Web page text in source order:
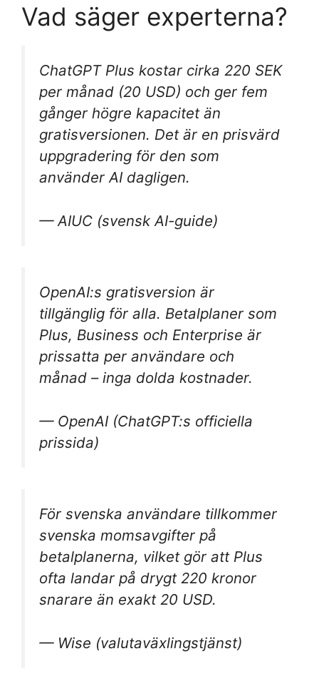
Vad säger experterna?
ChatGPT Plus kostar cirka 220 SEK
per månad (20 USD) och ger fem
gånger högre kapacitet än
gratisversionen. Det är en prisvärd
uppgradering för den som
använder AI dagligen.
— AIUC (svensk AI-guide)
OpenAI:s gratisversion är
tillgänglig för alla. Betalplaner som
Plus, Business och Enterprise är
prissatta per användare och
månad – inga dolda kostnader.
— OpenAI (ChatGPT:s officiella
prissida)
För svenska användare tillkommer
svenska momsavgifter på
betalplanerna, vilket gör att Plus
ofta landar på drygt 220 kronor
snarare än exakt 20 USD.
— Wise (valutaväxlingstjänst)